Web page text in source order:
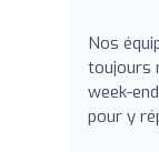
Nos
toujours
week-
pour y